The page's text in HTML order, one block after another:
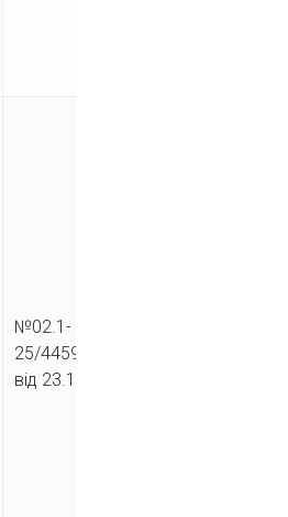
№02.1-
25/4459
від 23.12.2025